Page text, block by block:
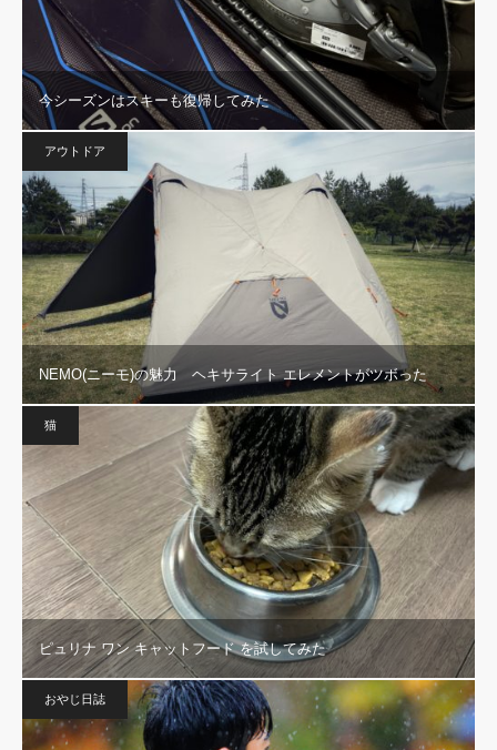
今シーズンはスキーも復帰してみた
アウトドア
NEMO(ニーモ)の魅力 ヘキサライト エレメントがツボった
猫
ピュリナ ワン キャットフード を試してみた
おやじ日誌